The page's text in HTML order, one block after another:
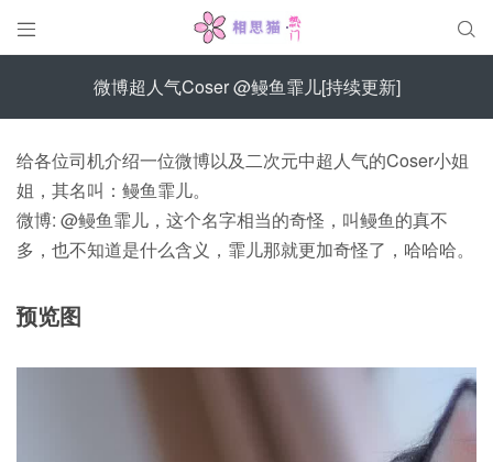
 
微博超人气Coser @鳗鱼霏儿[持续更新]
给各位司机介绍一位微博以及二次元中超人气的Coser小姐
姐，其名叫：鳗鱼霏儿。
微博: @鳗鱼霏儿，这个名字相当的奇怪，叫鳗鱼的真不
多，也不知道是什么含义，霏儿那就更加奇怪了，哈哈哈。
预览图